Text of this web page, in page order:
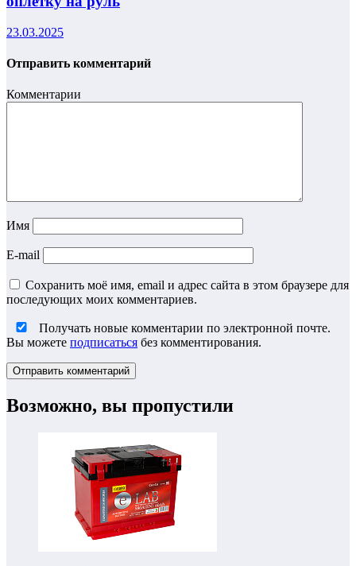
23.03.2025
Отправить комментарий
Комментарии
Имя
E-mail
Сохранить моё имя, email и адрес сайта в этом браузере для
последующих моих комментариев.
Получать новые комментарии по электронной почте.
Вы можете подписаться без комментирования.
Возможно, вы пропустили